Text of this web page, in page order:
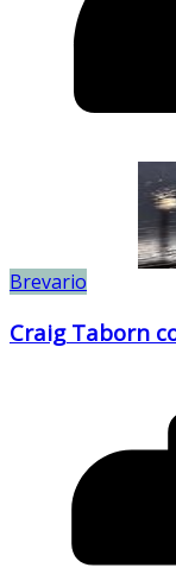
Brevario
Craig Taborn